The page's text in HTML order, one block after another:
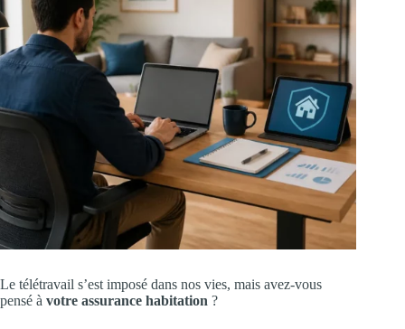
Le télétravail s’est imposé dans nos vies, mais avez-vous
pensé à votre assurance habitation ?